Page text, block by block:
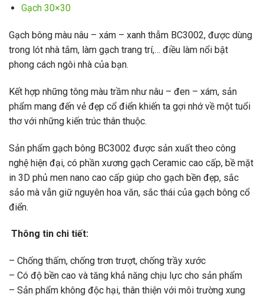
Gạch 30×30
Gạch bông màu nâu – xám – xanh thẫm BC3002, được dùng
trong lót nhà tắm, làm gạch trang trí,… điều làm nổi bật
phong cách ngôi nhà của bạn.
Kết hợp những tông màu trầm như nâu – đen – xám, sản
phẩm mang đến vẻ đẹp cổ điển khiến ta gợi nhớ về một tuổi
thơ với những kiến trúc thân thuộc.
Sản phẩm gạch bông BC3002 được sản xuất theo công
nghệ hiện đại, có phần xương gạch Ceramic cao cấp, bề mặt
in 3D phủ men nano cao cấp giúp cho gạch bền đẹp, sắc
sảo mà vẫn giữ nguyên hoa văn, sắc thái của gạch bông cổ
điển.
Thông tin chi tiết:
– Chống thấm, chống trơn trượt, chống trầy xước
– Có độ bền cao và tăng khả năng chịu lực cho sản phẩm
– Sản phẩm không độc hại, thân thiện với môi trường xung